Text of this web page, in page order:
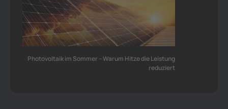
Photovoltaik im Sommer – Warum Hitze die Leistung
reduziert